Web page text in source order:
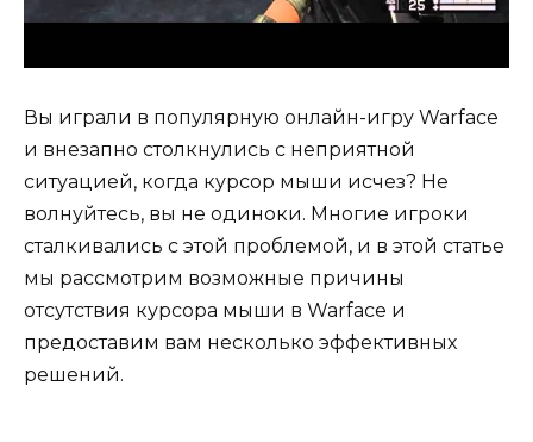
Вы играли в популярную онлайн-игру Warface
и внезапно столкнулись с неприятной
ситуацией, когда курсор мыши исчез? Не
волнуйтесь, вы не одиноки. Многие игроки
сталкивались с этой проблемой, и в этой статье
мы рассмотрим возможные причины
отсутствия курсора мыши в Warface и
предоставим вам несколько эффективных
решений.